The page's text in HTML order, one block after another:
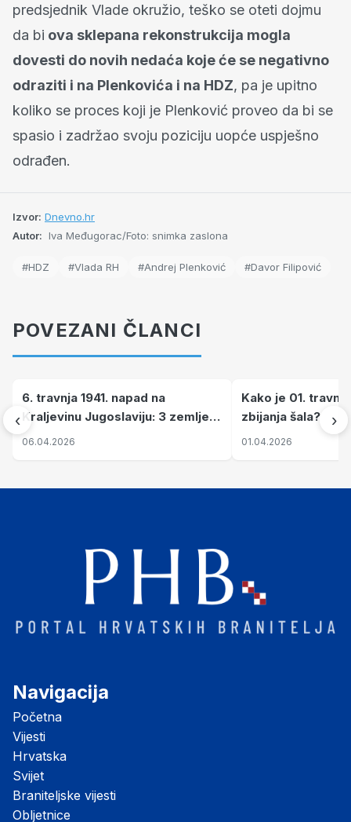
predsjednik Vlade okružio, teško se oteti dojmu
da bi ova sklepana rekonstrukcija mogla
dovesti do novih nedaća koje će se negativno
odraziti i na Plenkovića i na HDZ, pa je upitno
koliko se proces koji je Plenković proveo da bi se
spasio i zadržao svoju poziciju uopće uspješno
odrađen.
Izvor: Dnevno.hr
Autor: Iva Međugorac/Foto: snimka zaslona
#HDZ #Vlada RH #Andrej Plenković #Davor Filipović
POVEZANI ČLANCI
‹
6. travnja 1941. napad na
Kraljevinu Jugoslaviju: 3 zemlje
nastale njenim raspadom
06.04.2026
Kako je 01.
zbijanja šala?
01.04.2026
›
Navigacija
Početna
Vijesti
Hrvatska
Svijet
Braniteljske vijesti
Obljetnice